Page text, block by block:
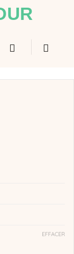
EFFACER